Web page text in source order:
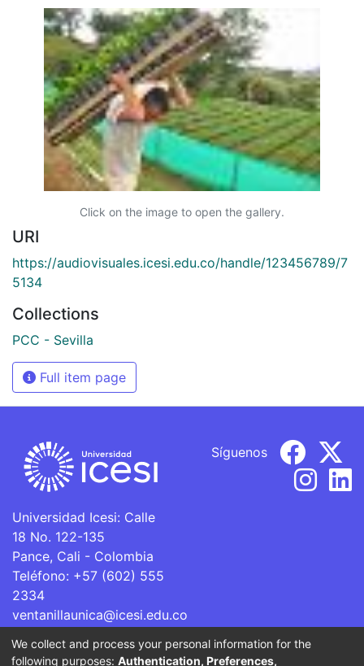
Click on the image to open the gallery.
URI
https://audiovisuales.icesi.edu.co/handle/123456789/7
5134
Collections
PCC - Sevilla
Full item page
Universidad Icesi: Calle
18 No. 122-135
Pance, Cali - Colombia
Teléfono: +57 (602) 555
2334
ventanillaunica@icesi.edu.co
Síguenos
La Universidad Icesi es una Institución de Educación
We collect and process your personal information for the
following purposes: Authentication, Preferences,